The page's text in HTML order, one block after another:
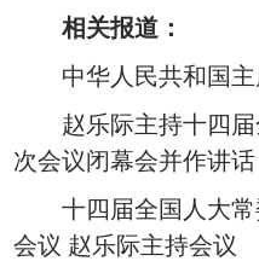
相关报道：
中华人民共和国
赵乐际主持十四
次会议闭幕会并作讲话
十四届全国人大
会议 赵乐际主持会议